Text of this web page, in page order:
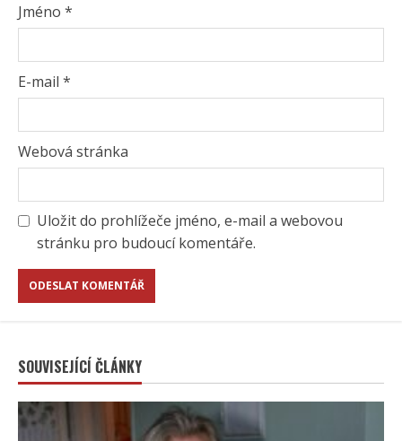
Jméno *
E-mail *
Webová stránka
Uložit do prohlížeče jméno, e-mail a webovou
stránku pro budoucí komentáře.
SOUVISEJÍCÍ ČLÁNKY